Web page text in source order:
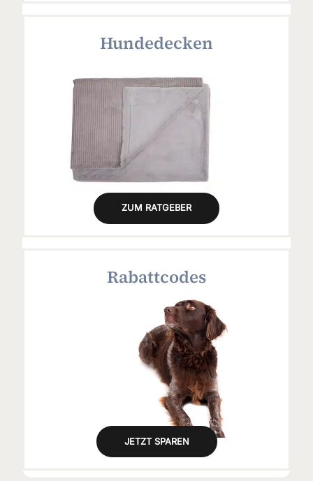
Hundedecken
ZUM RATGEBER
Rabattcodes
JETZT SPAREN